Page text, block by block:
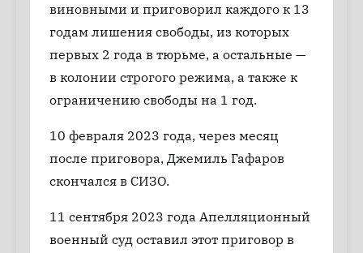
виновными и приговорил каждого к 13
годам лишения свободы, из которых
первых 2 года в тюрьме, а остальные —
в колонии строгого режима, а также к
ограничению свободы на 1 год.
10 февраля 2023 года, через месяц
после приговора, Джемиль Гафаров
скончался в СИЗО.
11 сентября 2023 года Апелляционный
военный суд оставил этот приговор в